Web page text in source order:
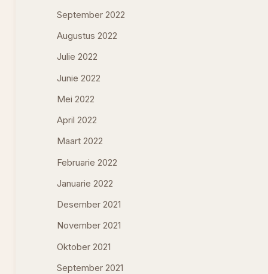
September 2022
Augustus 2022
Julie 2022
Junie 2022
Mei 2022
April 2022
Maart 2022
Februarie 2022
Januarie 2022
Desember 2021
November 2021
Oktober 2021
September 2021